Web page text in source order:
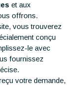
et aux
offrons.
vous trouverez
conçu
le avec
fournissez
votre demande,